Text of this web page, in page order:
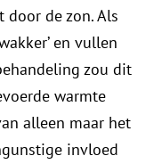
de zon. Als
en vullen
zou dit
warmte
alleen maar het
invloed